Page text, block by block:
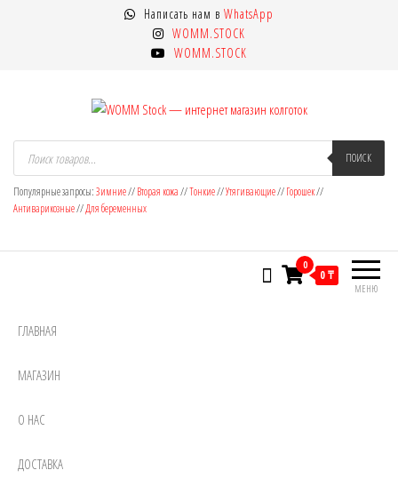
Написать нам в WhatsApp
WOMM.STOCK
WOMM.STOCK
WOMM Stock — интернет магазин
колготок
Колготки MANZI, Naja Street тонкие,
фантазийные, чулки, лосины
Поиск
товаров ПОИСК
Популярные запросы:Зимние//Вторая кожа//Тонкие//Утягивающие//Горошек//
Антиварикозные//Для беременных
МЕНЮ
0
0 ₸
ГЛАВНАЯ
МАГАЗИН
О НАС
ДОСТАВКА